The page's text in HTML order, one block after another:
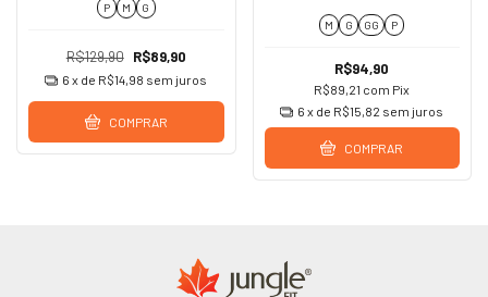
P M G
R$129,90 R$89,90
6 x de R$14,98 sem juros
COMPRAR
M G GG P
R$94,90
R$89,21 com Pix
6 x de R$15,82 sem juros
COMPRAR